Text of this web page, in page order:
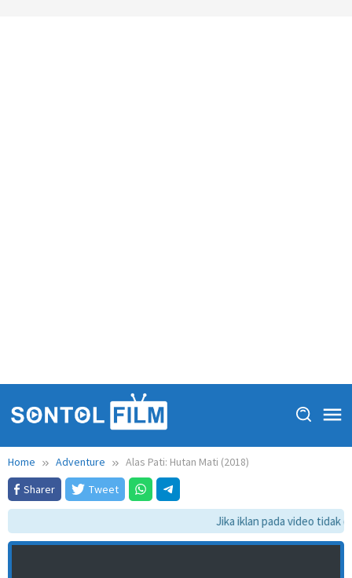
Home Adventure
Alas Pati: Hutan Mati (2018)
Sharer
Tweet
Jika iklan pada video tidak